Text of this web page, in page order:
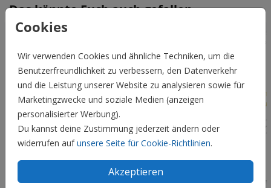
Cookies
Wir verwenden Cookies und ähnliche Techniken, um die
Benutzerfreundlichkeit zu verbessern, den Datenverkehr
und die Leistung unserer Website zu analysieren sowie für
Marketingzwecke und soziale Medien (anzeigen
personalisierter Werbung).
Du kannst deine Zustimmung jederzeit ändern oder
widerrufen aufunsere Seite für Cookie-Richtlinien.
Akzeptieren
Das könnte Euch auch gefallen